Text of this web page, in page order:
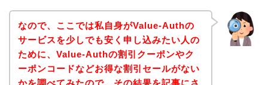
なので、ここでは私自身がValue-Authの
サービスを少しでも安く申し込みたい人の
ために、Value-Authの割引クーポンやク
ーポンコードなどお得な割引セールがない